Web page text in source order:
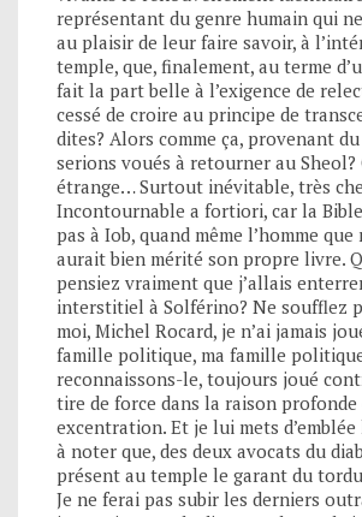
représentant du genre humain qui
au plaisir de leur faire savoir, à
temple, que, finalement, au terme
fait la part belle à l’exigence de
cessé de croire au principe de
dites? Alors comme ça, provenant
serions voués à retourner au Sheol?
étrange… Surtout inévitable, très
Incontournable a fortiori, car la
pas à Iob, quand même l’homme que
aurait bien mérité son propre livre.
pensiez vraiment que j’allais
interstitiel à Solférino? Ne soufflez
moi, Michel Rocard, je n’ai jamais
famille politique, ma famille
reconnaissons-le, toujours joué
tire de force dans la raison profonde
excentration. Et je lui mets d’emblée
à noter que, des deux avocats du
présent au temple le garant du
Je ne ferai pas subir les derniers